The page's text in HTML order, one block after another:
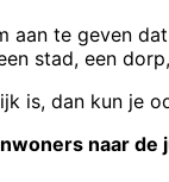
aan te geven
stad, een
is, dan kun je
naar de